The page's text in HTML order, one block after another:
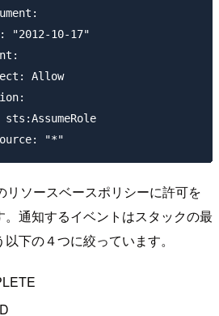
"2012-10-17"
Allow
sts:AssumeRole
ソースベースポリシーに許可を
通知するイベントはスタックの最
下の４つに絞っています。